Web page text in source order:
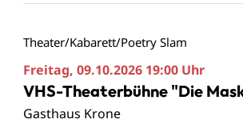
Theater/Kabarett/Poetry Slam
Freitag, 09.10.2026 19:00 Uhr
VHS-Theaterbühne "Die
Gasthaus Krone